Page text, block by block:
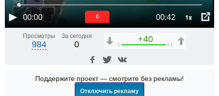
00:00 00:42 1x
6
Просмотры
984
За сегодня
0
+40
1 41
Поддержите проект — смотрите без рекламы!
Отключить рекламу